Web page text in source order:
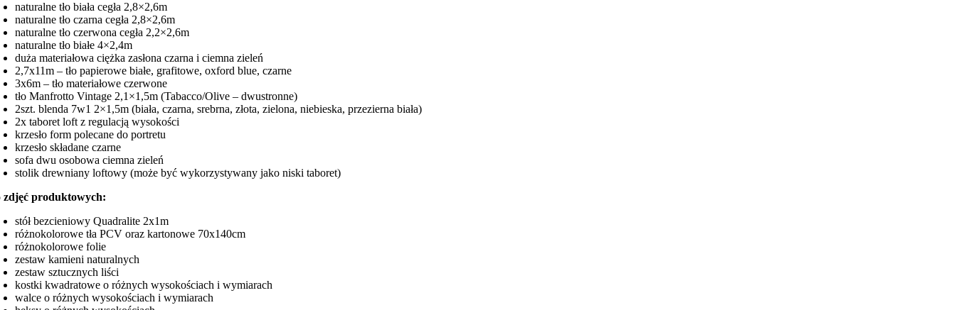
naturalne tło biała cegła 2,8×2,6m
naturalne tło czarna cegła 2,8×2,6m
naturalne tło czerwona cegła 2,2×2,6m
naturalne tło białe 4×2,4m
duża materiałowa ciężka zasłona czarna i ciemna zieleń
2,7x11m – tło papierowe białe, grafitowe, oxford blue, czarne
3x6m – tło materiałowe czerwone
tło Manfrotto Vintage 2,1×1,5m (Tabacco/Olive – dwustronne)
2szt. blenda 7w1 2×1,5m (biała, czarna, srebrna, złota, zielona, niebieska, przezierna biała)
2x taboret loft z regulacją wysokości
krzesło form polecane do portretu
krzesło składane czarne
sofa dwu osobowa ciemna zieleń
stolik drewniany loftowy (może być wykorzystywany jako niski taboret)
zdjęć produktowych:
stół bezcieniowy Quadralite 2x1m
różnokolorowe tła PCV oraz kartonowe 70x140cm
różnokolorowe folie
zestaw kamieni naturalnych
zestaw sztucznych liści
kostki kwadratowe o różnych wysokościach i wymiarach
walce o różnych wysokościach i wymiarach